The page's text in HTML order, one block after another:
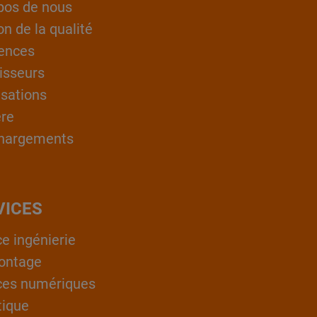
de nous
de la qualité
ingénierie
numériques